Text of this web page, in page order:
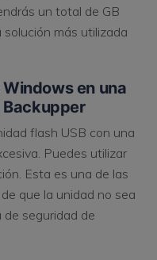
un total de GB
más utilizada
en una
Backupper
flash USB con una
Puedes utilizar
Esta es una de las
que la unidad no sea
de seguridad de